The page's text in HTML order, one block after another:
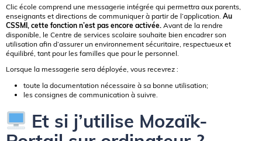
Clic école comprend une messagerie intégrée qui permettra aux parents,
enseignants et directions de communiquer à partir de l’application. Au
CSSMI, cette fonction n’est pas encore activée. Avant de la rendre
disponible, le Centre de services scolaire souhaite bien encadrer son
utilisation afin d’assurer un environnement sécuritaire, respectueux et
équilibré, tant pour les familles que pour le personnel.
Lorsque la messagerie sera déployée, vous recevrez :
toute la documentation nécessaire à sa bonne utilisation;
les consignes de communication à suivre.
Et si j’utilise Mozaïk-